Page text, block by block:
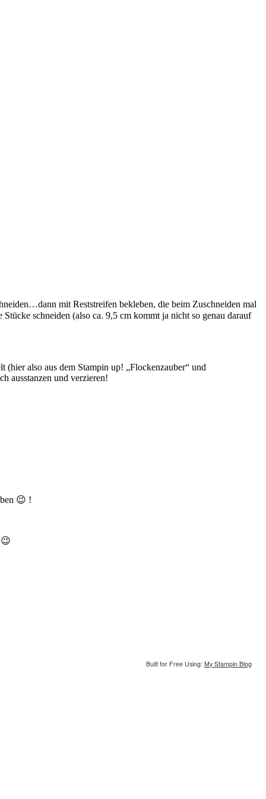
mit Reststreifen bekleben, die beim Zuschneiden mal
schneiden (also ca. 9,5 cm kommt ja nicht so genau darauf
also aus dem Stampin up! „Flockenzauber“ und
ausstanzen und verzieren!
😉 !
😉
Built for Free Using: My Stampin Blog